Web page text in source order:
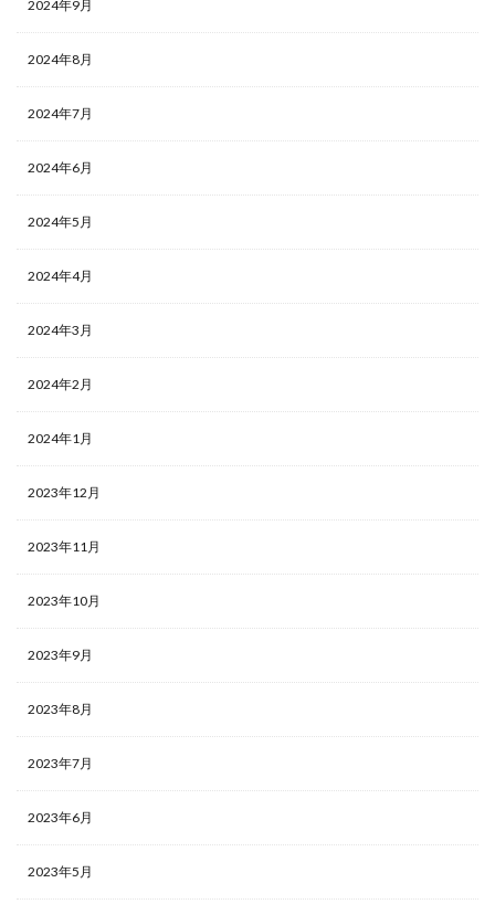
2024年9月
2024年8月
2024年7月
2024年6月
2024年5月
2024年4月
2024年3月
2024年2月
2024年1月
2023年12月
2023年11月
2023年10月
2023年9月
2023年8月
2023年7月
2023年6月
2023年5月